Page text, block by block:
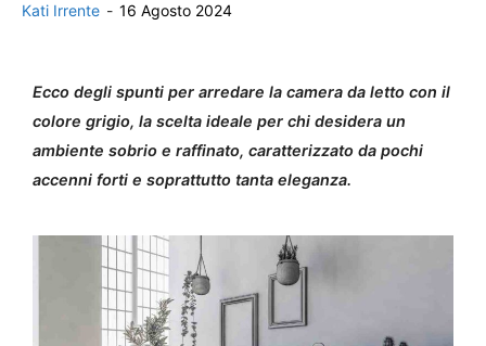
Kati Irrente - 16 Agosto 2024
Ecco degli spunti per arredare la camera da letto con il
colore grigio, la scelta ideale per chi desidera un
ambiente sobrio e raffinato, caratterizzato da pochi
accenni forti e soprattutto tanta eleganza.